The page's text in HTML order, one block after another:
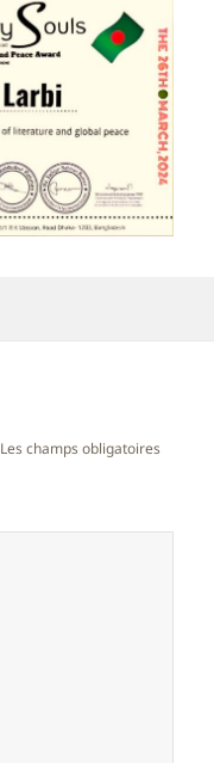
Les champs obligatoires